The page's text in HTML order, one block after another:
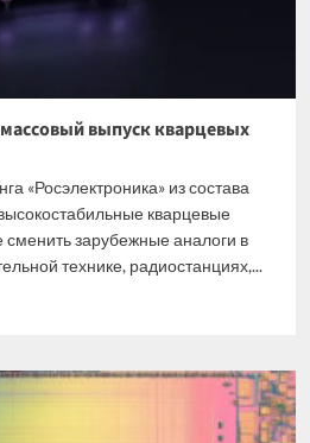
выпуск кварцевых
«Росэлектроника» из состава
кварцевые
зарубежные аналоги в
технике, радиостанциях,...